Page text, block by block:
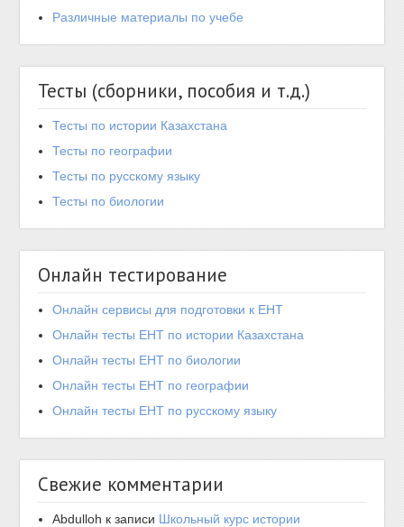
Различные материалы по учебе
Тесты (сборники, пособия и т.д.)
Тесты по истории Казахстана
Тесты по географии
Тесты по русскому языку
Тесты по биологии
Онлайн тестирование
Онлайн сервисы для подготовки к ЕНТ
Онлайн тесты ЕНТ по истории Казахстана
Онлайн тесты ЕНТ по биологии
Онлайн тесты ЕНТ по географии
Онлайн тесты ЕНТ по русскому языку
Свежие комментарии
Abdulloh к записи Школьный курс истории